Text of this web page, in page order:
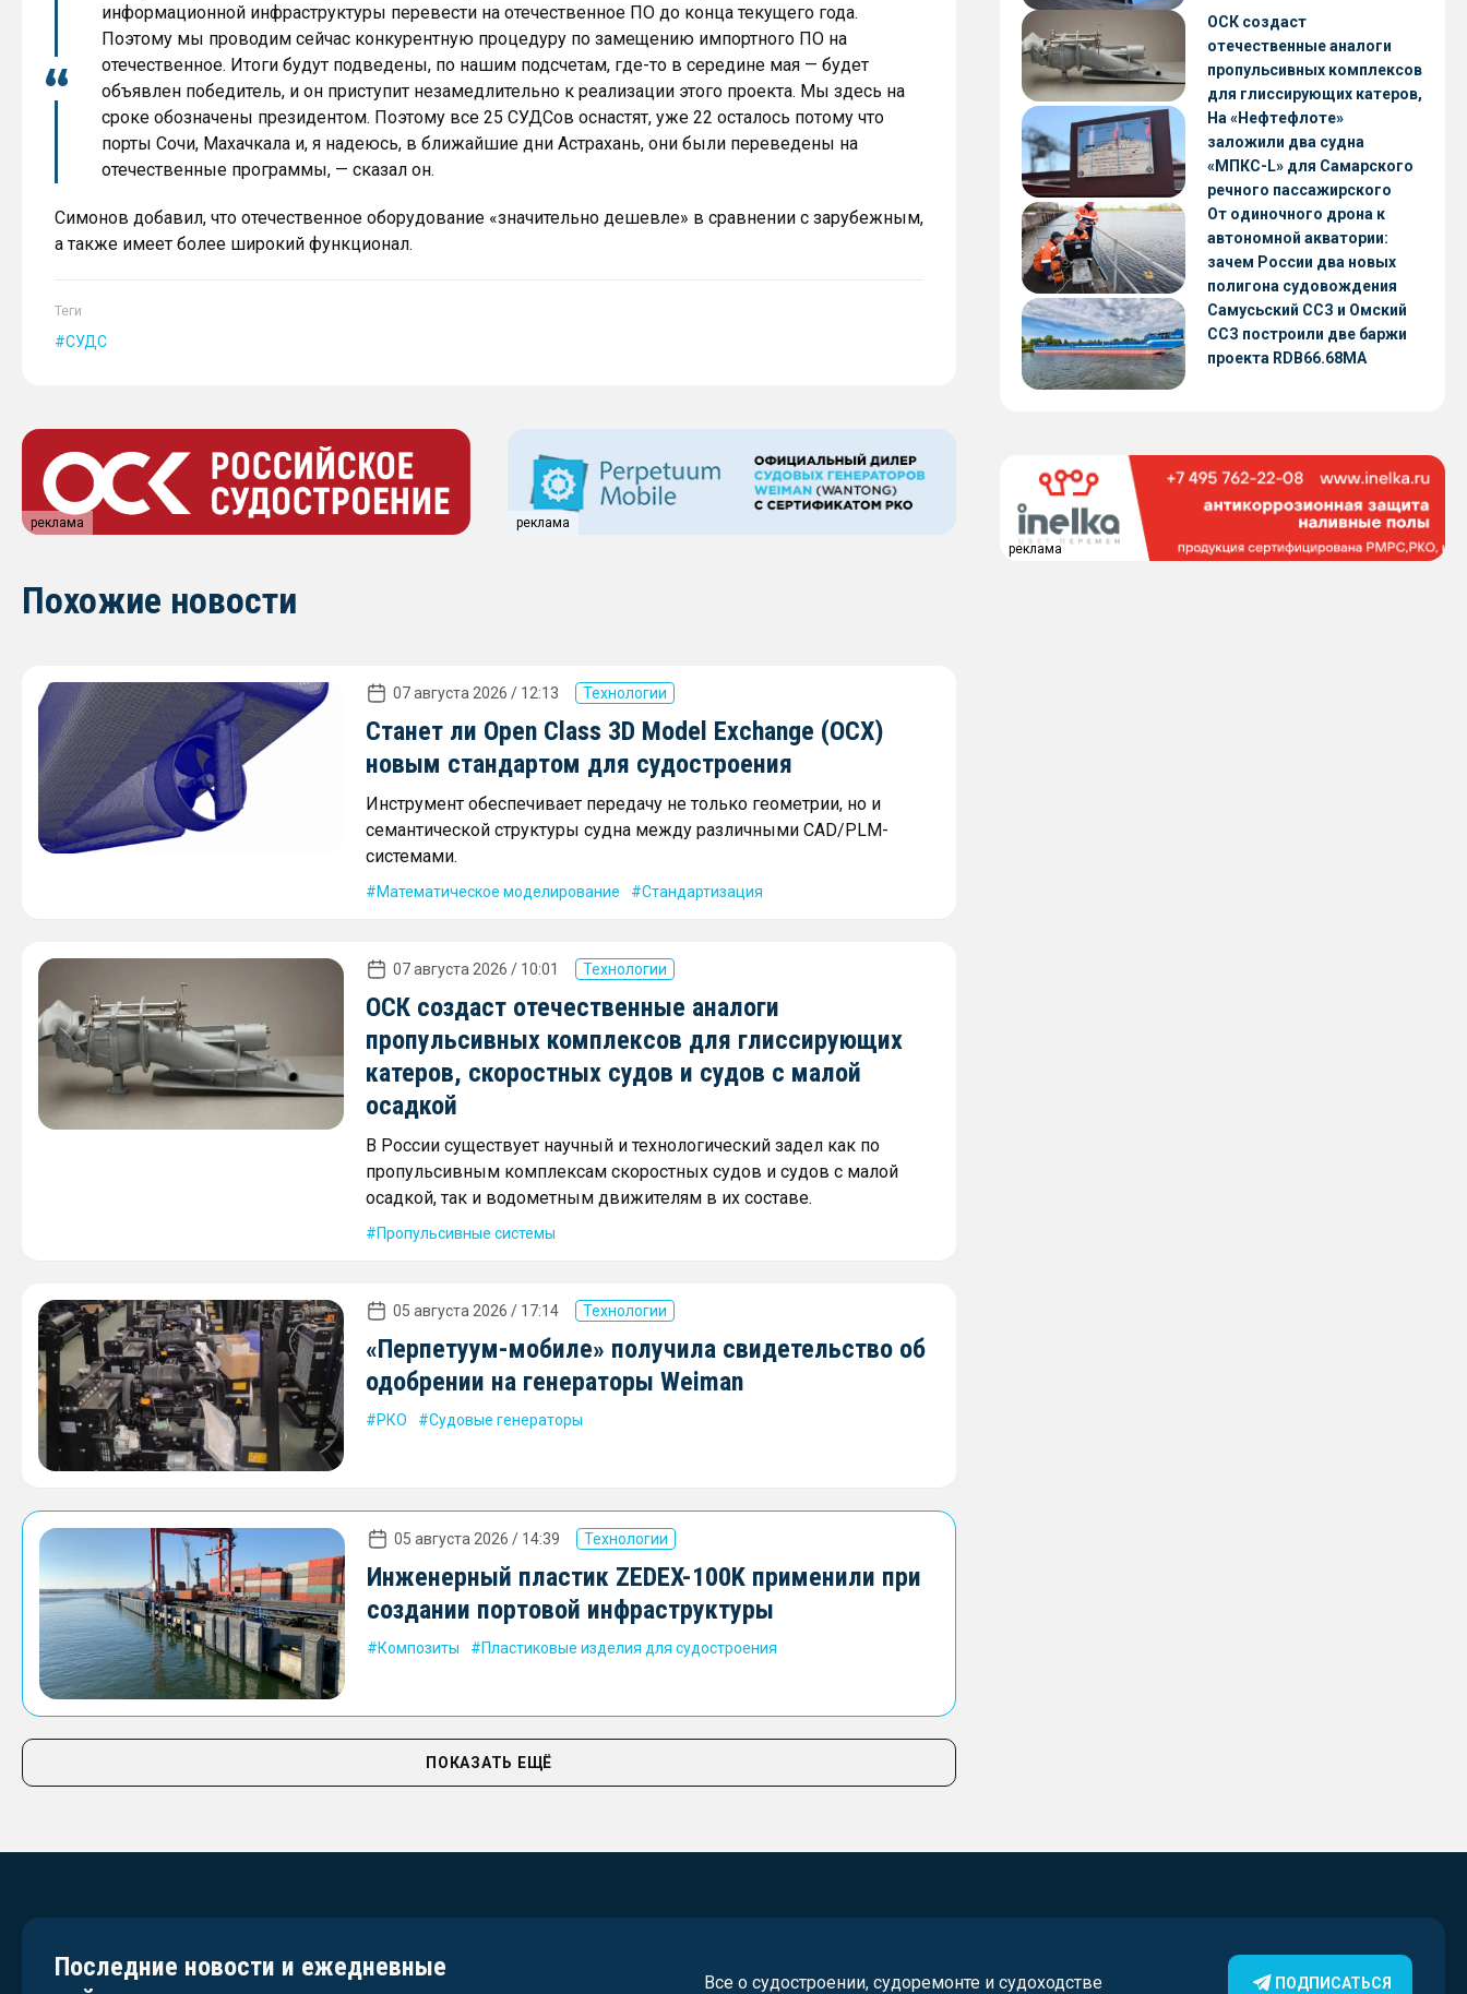
информационной инфраструктуры перевести на отечественное ПО до конца текущего года.
Поэтому мы проводим сейчас конкурентную процедуру по замещению импортного ПО на
отечественное. Итоги будут подведены, по нашим подсчетам, где-то в середине мая — будет
объявлен победитель, и он приступит незамедлительно к реализации этого проекта. Мы здесь на
сроке обозначены президентом. Поэтому все 25 СУДСов оснастят, уже 22 осталось потому что
порты Сочи, Махачкала и, я надеюсь, в ближайшие дни Астрахань, они были переведены на
отечественные программы, — сказал он.
Симонов добавил, что отечественное оборудование «значительно дешевле» в сравнении с зарубежным,
а также имеет более широкий функционал.
Теги
СУДС
реклама реклама
Похожие новости
07 августа 2026 / 12:13 Технологии
Станет ли Open Class 3D Model Exchange (OCX)
новым стандартом для судостроения
Инструмент обеспечивает передачу не только геометрии, но и
семантической структуры судна между различными CAD/PLM-
системами.
Математическое моделирование Стандартизация
07 августа 2026 / 10:01 Технологии
ОСК создаст отечественные аналоги
пропульсивных комплексов для глиссирующих
катеров, скоростных судов и судов с малой
осадкой
В России существует научный и технологический задел как по
пропульсивным комплексам скоростных судов и судов с малой
осадкой, так и водометным движителям в их составе.
Пропульсивные системы
05 августа 2026 / 17:14 Технологии
«Перпетуум-мобиле» получила свидетельство об
одобрении на генераторы Weiman
РКО Судовые генераторы
05 августа 2026 / 14:39 Технологии
Инженерный пластик ZEDEX-100K применили при
создании портовой инфраструктуры
Композиты Пластиковые изделия для судостроения
ПОКАЗАТЬ ЕЩЁ
ОСК создаст
отечественные аналоги
пропульсивных комплексов
для глиссирующих катеров,
скоростных судов и судов с
малой осадкой
На «Нефтефлоте»
заложили два судна
«МПКС-L» для Самарского
речного пассажирского
предприятия
От одиночного дрона к
автономной акватории:
зачем России два новых
полигона судовождения
Самусьский ССЗ и Омский
ССЗ построили две баржи
проекта RDB66.68МА
реклама
Последние новости и ежедневные
Все о судостроении, судоремонте и судоходстве ПОДПИСАТЬСЯ